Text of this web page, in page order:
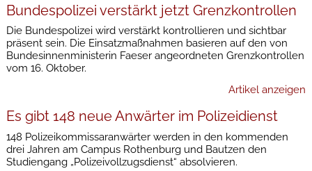
Bundespolizei verstärkt jetzt Grenzkontrollen
Die Bundespolizei wird verstärkt kontrollieren und sichtbar
präsent sein. Die Einsatzmaßnahmen basieren auf den von
Bundesinnenministerin Faeser angeordneten Grenzkontrollen
vom 16. Oktober.
Artikel anzeigen
Es gibt 148 neue Anwärter im Polizeidienst
148 Polizeikommissaranwärter werden in den kommenden
drei Jahren am Campus Rothenburg und Bautzen den
Studiengang „Polizeivollzugsdienst“ absolvieren.